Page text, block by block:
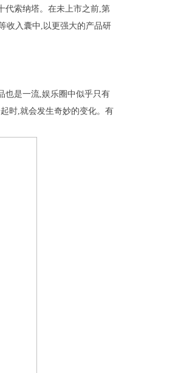
代索纳塔。在未上市之前,第
收入囊中,以更强大的产品研
也是一流,娱乐圈中似乎只有
时,就会发生奇妙的变化。有